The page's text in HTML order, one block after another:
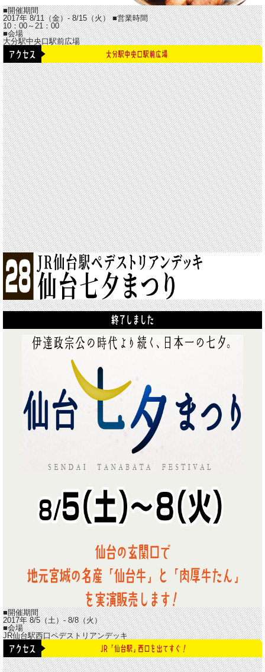
■開催期間
2017年 8/11（金）- 8/15（火）■営業時間
10：00～21：00
■会場
大分駅中央口駅前広場
■開催期間
2017年 8/5（土）- 8/8（火）
■会場
JR仙台駅西口ペデストリアンデッキ